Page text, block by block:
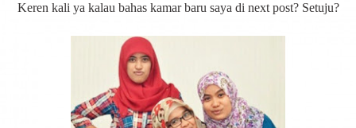
Keren kali ya kalau bahas kamar baru saya di next post? Setuju?